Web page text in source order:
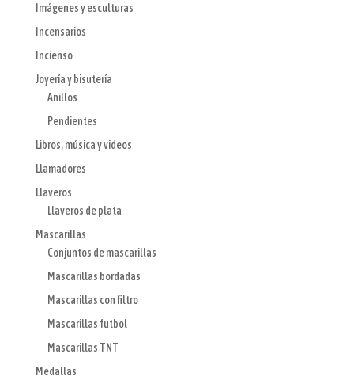
Imágenes y esculturas
Incensarios
Incienso
Joyería y bisutería
Anillos
Pendientes
Libros, música y videos
Llamadores
Llaveros
Llaveros de plata
Mascarillas
Conjuntos de mascarillas
Mascarillas bordadas
Mascarillas con filtro
Mascarillas futbol
Mascarillas TNT
Medallas